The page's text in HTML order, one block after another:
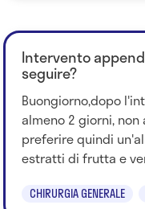
Intervento
seguire?
Buongiorno,dopo
almeno 2 giorni,
preferire quindi
estratti di frutta e
CHIRURGIA GENERALE